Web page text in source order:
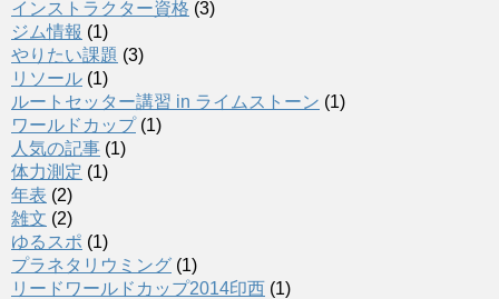
インストラクター資格 (3)
ジム情報 (1)
やりたい課題 (3)
リソール (1)
ルートセッター講習 in ライムストーン (1)
ワールドカップ(1)
人気の記事 (1)
体力測定 (1)
年表 (2)
雑文 (2)
ゆるスポ (1)
プラネタリウミング (1)
リードワールドカップ2014印西 (1)